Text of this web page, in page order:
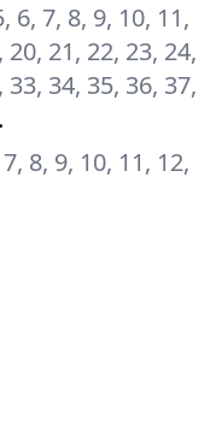
6, 7, 8, 9, 10, 11,
20, 21, 22, 23, 24,
34, 35, 36, 37,
.
8, 9, 10, 11, 12,